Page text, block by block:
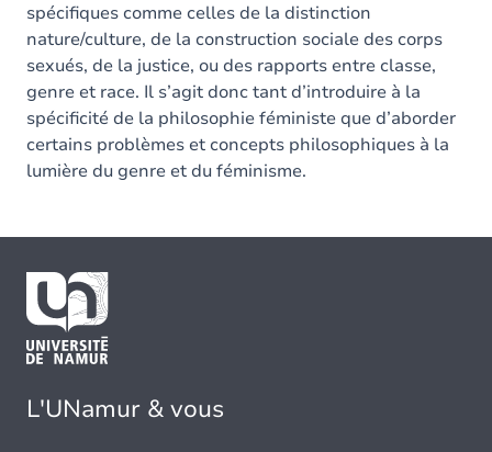
spécifiques comme celles de la distinction
nature/culture, de la construction sociale des corps
sexués, de la justice, ou des rapports entre classe,
genre et race. Il s’agit donc tant d’introduire à la
spécificité de la philosophie féministe que d’aborder
certains problèmes et concepts philosophiques à la
lumière du genre et du féminisme.
L'UNamur & vous